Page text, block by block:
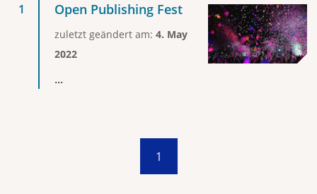
Open Publishing Fest
zuletzt geändert am: 4. May
2022
...
1